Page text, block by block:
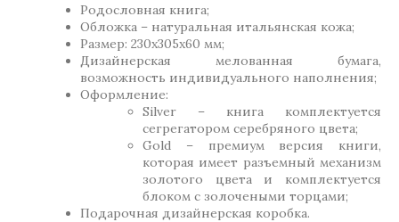
Родословная книга;
Обложка – натуральная итальянская кожа;
Размер: 230х305х60 мм;
Дизайнерская мелованная бумага,
возможность индивидуального наполнения;
Оформление:
Silver – книга комплектуется
сегрегатором серебряного цвета;
Gold – премиум версия книги,
которая имеет разъемный механизм
золотого цвета и комплектуется
блоком с золочеными торцами;
Подарочная дизайнерская коробка.